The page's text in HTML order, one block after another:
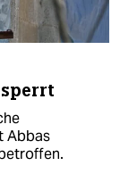
Abbas